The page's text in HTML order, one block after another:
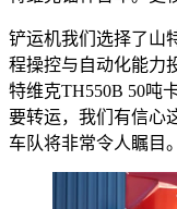
铲运机我们选择了山
程操控与自动化能力
特维克TH550B 50吨
要转运，我们有信心
车队将非常令人瞩目。